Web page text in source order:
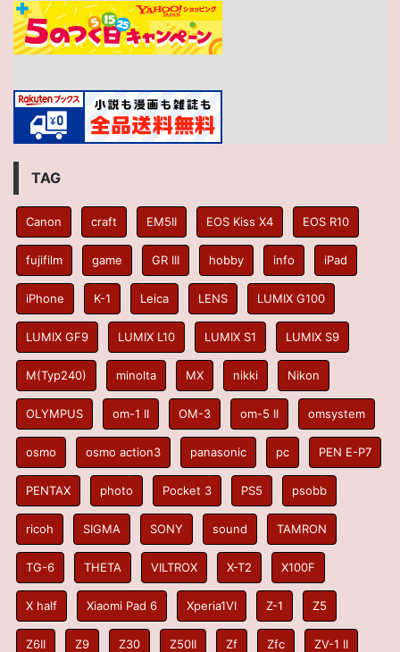
TAG
Canon craft EM5II EOS Kiss X4 EOS R10
fujifilm game GR III hobby info iPad
iPhone K-1 Leica LENS LUMIX G100
LUMIX GF9 LUMIX L10 LUMIX S1 LUMIX S9
M(Typ240) minolta MX nikki Nikon
OLYMPUS om-1 II OM-3 om-5 II omsystem
osmo osmo action3 panasonic pc PEN E-P7
PENTAX photo Pocket 3 PS5 psobb
ricoh SIGMA SONY sound TAMRON
TG-6 THETA VILTROX X-T2 X100F
X half Xiaomi Pad 6 Xperia1VI Z-1 Z5
Z6II Z9 Z30 Z50II Zf Zfc ZV-1 II